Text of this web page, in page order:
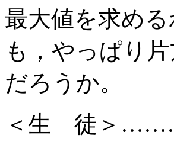
最大値を求め
も，やっぱり
だろうか。
＜生 徒＞